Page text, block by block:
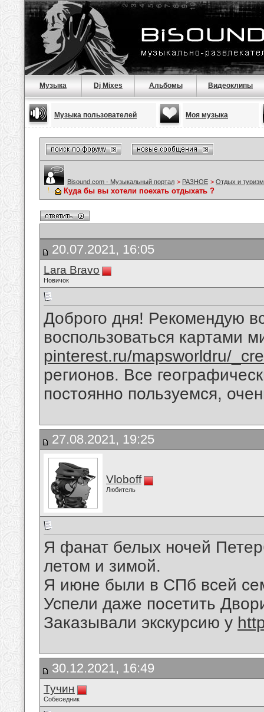
Музыка Dj Mixes Альбомы Видеоклипы
Музыка пользователей Моя музыка
Bisound.com - Музыкальный портал > РАЗНОЕ > Отдых и туризм
Куда бы вы хотели поехать отдыхать ?
20.07.2021, 16:05
Lara Bravo
Новичок
Доброго дня! Рекомендую
воспользоваться картами
pinterest.ru/mapsworldru/
регионов. Все
постоянно пользуемся,
27.08.2021, 19:25
Vloboff
Любитель
Я фанат белых ночей
летом и зимой.
Я июне были в СПб всей
Успели даже посетить
Заказывали экскурсию у
30.12.2021, 16:49
Тучин
Собеседник